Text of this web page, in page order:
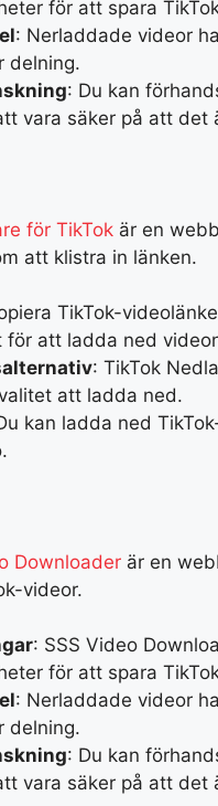
för att spara
: Nerladdade videor
delning.
: Du kan
vara säker på att det
för TikTok är en
att klistra in länken.
TikTok-
för att ladda ned
: TikTok
att ladda ned.
kan ladda ned
Downloader är en
videor.
: SSS Video
för att spara
: Nerladdade videor
delning.
: Du kan
vara säker på att det